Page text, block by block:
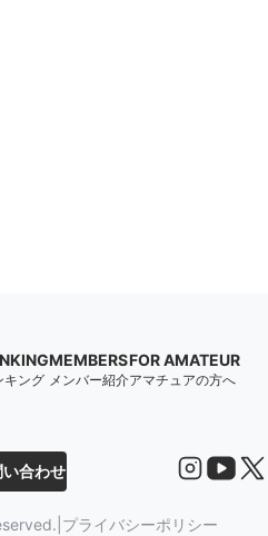
キング
MEMBERS
メンバー紹介
FOR AMATEUR
アマチュアの方へ
い合わせ
プライバシーポリシー